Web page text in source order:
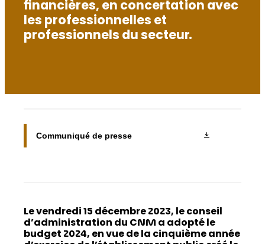
financières, en concertation avec
les professionnelles et
professionnels du secteur.
Communiqué de presse
Le vendredi 15 décembre 2023, le conseil
d’administration du CNM a adopté le
budget 2024, en vue de la cinquième année